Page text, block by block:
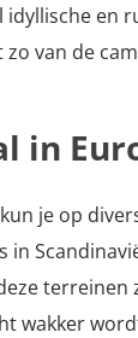
idyllische en
zo van de
in
je op
in
wakker